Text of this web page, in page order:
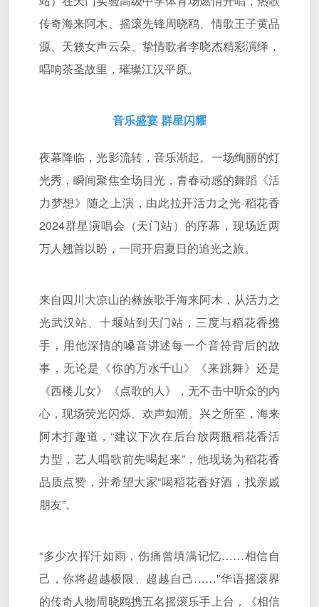
传奇海来阿木、摇滚先锋周晓鸥、情歌王子黄品
源、天籁女声云朵、挚情歌者李晓杰精彩演绎，
唱响茶圣故里，璀璨江汉平原。
音乐盛宴 群星闪耀
夜幕降临，光影流转，音乐渐起。一场绚丽的灯
光秀，瞬间聚焦全场目光，青春动感的舞蹈《活
力梦想》随之上演，由此拉开活力之光·稻花香
2024群星演唱会（天门站）的序幕，现场近两
万人翘首以盼，一同开启夏日的追光之旅。
来自四川大凉山的彝族歌手海来阿木，从活力之
光武汉站、十堰站到天门站，三度与稻花香携
手，用他深情的嗓音讲述每一个音符背后的故
事，无论是《你的万水千山》《来跳舞》还是
《西楼儿女》《点歌的人》，无不击中听众的内
心，现场荧光闪烁、欢声如潮。兴之所至，海来
阿木打趣道，“建议下次在后台放两瓶稻花香活
力型，艺人唱歌前先喝起来”，他现场为稻花香
品质点赞，并希望大家“喝稻花香好酒，找亲戚
朋友”。
“多少次挥汗如雨，伤痛曾填满记忆……相信自
己，你将超越极限、超越自己……”华语摇滚界
的传奇人物周晓鸥携五名摇滚乐手上台，《相信